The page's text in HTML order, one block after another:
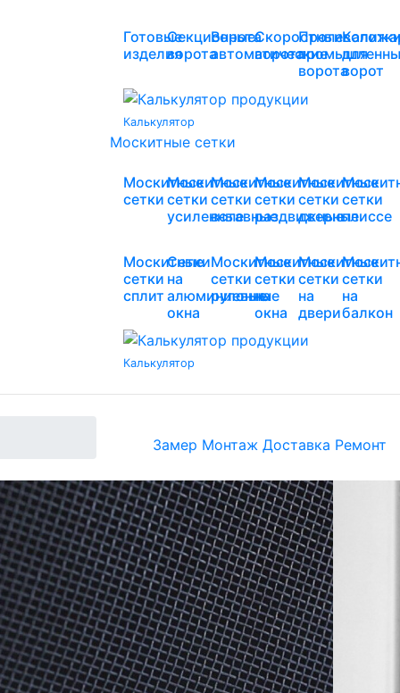
Готовые
изделия
Секционные
ворота
Ворота
автоматические
Скоростные
ворота
ворота
для
ворот
Калькулятор
Москитные сетки
Москитные
сетки
Москитные
сетки
усиленные
Москитные
сетки
вставные
Москитные
сетки
раздвижные
Москитные
сетки
дверные
сетки
плиссе
Москитные
сетки
сплит
Сетки
на
алюминиевые
окна
Москитные
сетки
рулонные
Москитные
сетки
на
окна
Москитные
сетки
на
двери
сетки
на
балкон
Калькулятор
Замер Монтаж Доставка Ремонт